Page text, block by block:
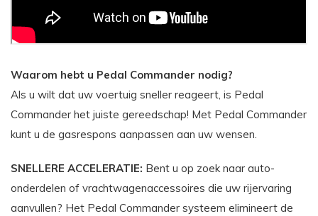
Waarom hebt u Pedal Commander nodig?
Als u wilt dat uw voertuig sneller reageert, is Pedal
Commander het juiste gereedschap! Met Pedal Commander
kunt u de gasrespons aanpassen aan uw wensen.
SNELLERE ACCELERATIE: Bent u op zoek naar auto-
onderdelen of vrachtwagenaccessoires die uw rijervaring
aanvullen? Het Pedal Commander systeem elimineert de